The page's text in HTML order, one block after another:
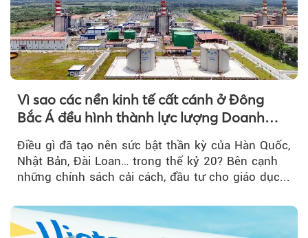
Vì sao các nền kinh tế cất cánh ở Đông
Bắc Á đều hình thành lực lượng Doanh
Điều gì đã tạo nên sức bật thần kỳ của Hàn Quốc,
Nhật Bản, Đài Loan… trong thế kỷ 20? Bên cạnh
những chính sách cải cách, đầu tư cho giáo dục...